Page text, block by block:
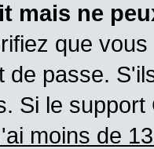
mais ne
que
de passe.
Si le
moins de